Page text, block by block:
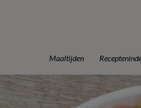
Maaltijden